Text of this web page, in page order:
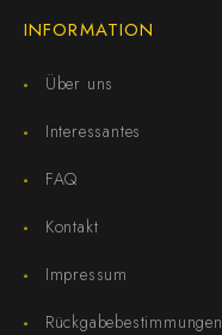
INFORMATION
Über uns
Interessantes
FAQ
Kontakt
Impressum
Rückgabebestimmungen